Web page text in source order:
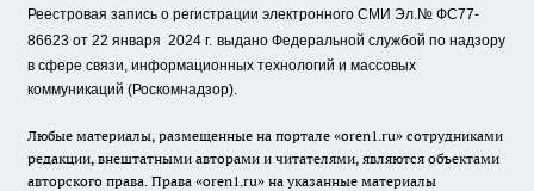
Реестровая запись о регистрации электронного СМИ Эл.№ ФС77-
86623 от 22 января 2024 г. выдано Федеральной службой по надзору
в сфере связи, информационных технологий и массовых
коммуникаций (Роскомнадзор).
Любые материалы, размещенные на портале «oren1.ru» сотрудниками
редакции, внештатными авторами и читателями, являются объектами
авторского права. Права «oren1.ru» на указанные материалы